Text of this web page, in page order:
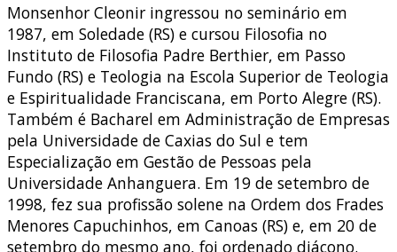
Monsenhor Cleonir ingressou no seminário em
1987, em Soledade (RS) e cursou Filosofia no
Instituto de Filosofia Padre Berthier, em Passo
Fundo (RS) e Teologia na Escola Superior de Teologia
e Espiritualidade Franciscana, em Porto Alegre (RS).
Também é Bacharel em Administração de Empresas
pela Universidade de Caxias do Sul e tem
Especialização em Gestão de Pessoas pela
Universidade Anhanguera. Em 19 de setembro de
1998, fez sua profissão solene na Ordem dos Frades
Menores Capuchinhos, em Canoas (RS) e, em 20 de
setembro do mesmo ano, foi ordenado diácono.